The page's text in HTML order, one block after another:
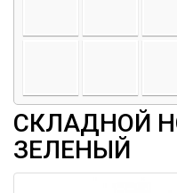
СКЛАДНОЙ
ЗЕЛЕНЫЙ